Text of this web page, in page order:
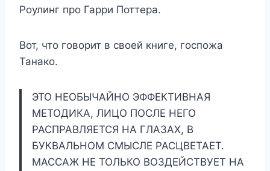
Роулинг про Гарри Поттера.
Вот, что говорит в своей книге, госпожа
Танако.
ЭТО НЕОБЫЧАЙНО ЭФФЕКТИВНАЯ
МЕТОДИКА, ЛИЦО ПОСЛЕ НЕГО
РАСПРАВЛЯЕТСЯ НА ГЛАЗАХ, В
БУКВАЛЬНОМ СМЫСЛЕ РАСЦВЕТАЕТ.
МАССАЖ НЕ ТОЛЬКО ВОЗДЕЙСТВУЕТ НА